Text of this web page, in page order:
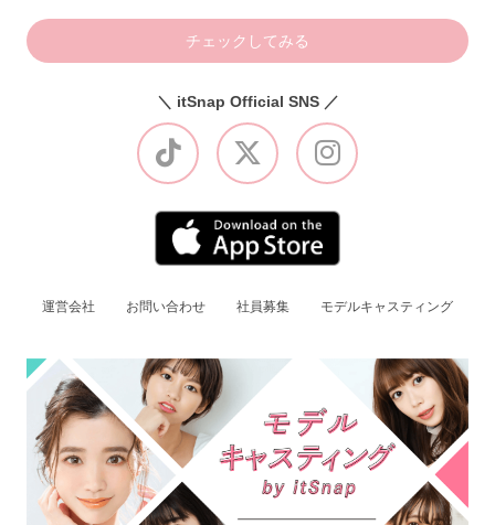
チェックしてみる
＼ itSnap Official SNS ／
運営会社 お問い合わせ 社員募集 モデルキャスティング